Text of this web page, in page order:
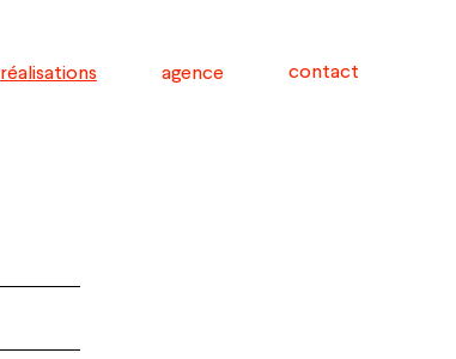
réalisations agence contact